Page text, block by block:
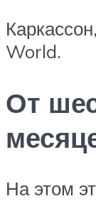
World.
От
На этом